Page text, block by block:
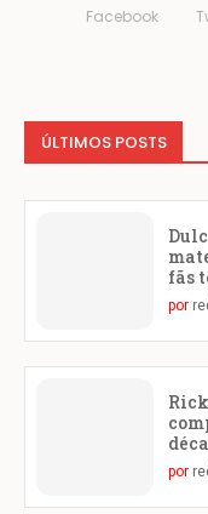
Facebook
ÚLTIMOS POSTS
fãs
por
por